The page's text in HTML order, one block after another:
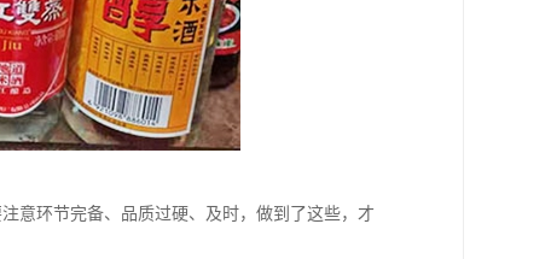
意环节完备、品质过硬、及时，做到了这些，才